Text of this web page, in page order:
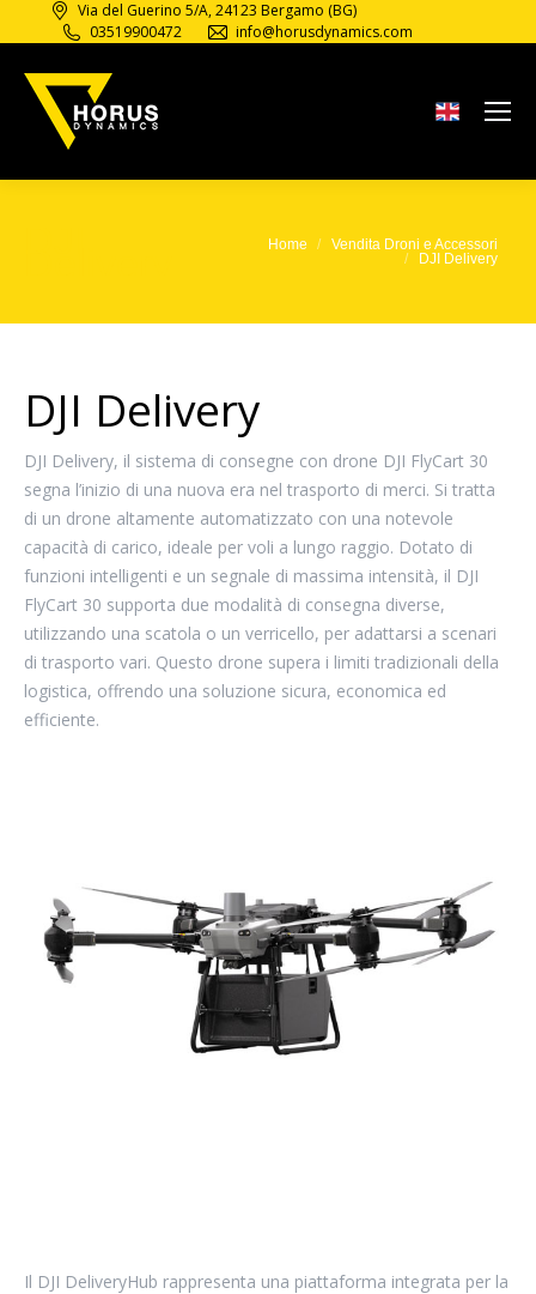
Via del Guerino 5/A, 24123 Bergamo (BG)
03519900472
info@horusdynamics.com
Tu sei qui:Home
Vendita Droni e Accessori
DJI Delivery
DJI Delivery
DJI Delivery, il sistema di consegne con drone DJI FlyCart 30
segna l’inizio di una nuova era nel trasporto di merci. Si tratta
di un drone altamente automatizzato con una notevole
capacità di carico, ideale per voli a lungo raggio. Dotato di
funzioni intelligenti e un segnale di massima intensità, il DJI
FlyCart 30 supporta due modalità di consegna diverse,
utilizzando una scatola o un verricello, per adattarsi a scenari
di trasporto vari. Questo drone supera i limiti tradizionali della
logistica, offrendo una soluzione sicura, economica ed
efficiente.
Il DJI DeliveryHub rappresenta una piattaforma integrata per la